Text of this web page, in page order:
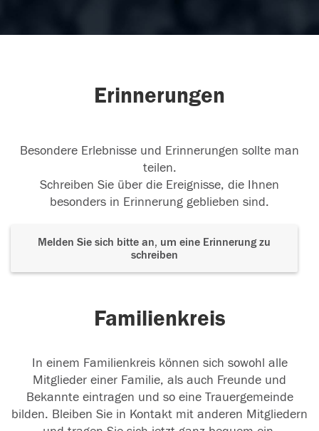
Erinnerungen
Besondere Erlebnisse und Erinnerungen sollte man
teilen.
Schreiben Sie über die Ereignisse, die Ihnen
besonders in Erinnerung geblieben sind.
Melden Sie sich bitte an, um eine Erinnerung zu
schreiben
Familienkreis
In einem Familienkreis können sich sowohl alle
Mitglieder einer Familie, als auch Freunde und
Bekannte eintragen und so eine Trauergemeinde
bilden. Bleiben Sie in Kontakt mit anderen Mitgliedern